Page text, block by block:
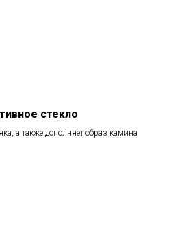
стекло
а также дополняет образ камина